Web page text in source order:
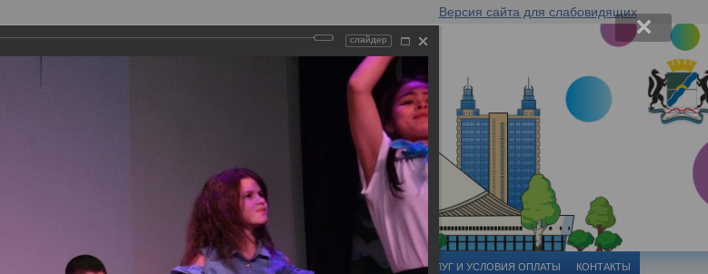
Версия сайта для слабовидящих
МЕТОДИЧЕСКАЯ ДЕЯТЕЛЬНОСТЬ ФИЛИАЛЫ ПРЕСС-ЦЕНТР СТОИМОСТЬ УСЛУГ И УСЛОВИЯ ОПЛАТЫ КОНТАКТЫ
слайдер